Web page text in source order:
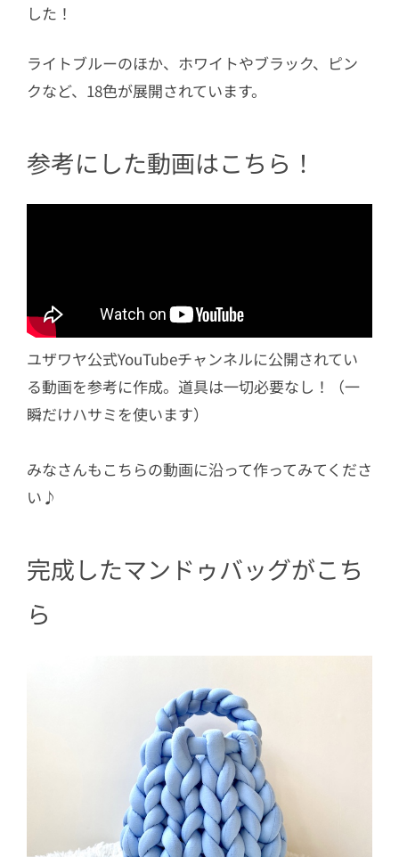
した！
ライトブルーのほか、ホワイトやブラック、ピン
クなど、18色が展開されています。
参考にした動画はこちら！
ユザワヤ公式YouTubeチャンネルに公開されてい
る動画を参考に作成。道具は一切必要なし！（一
瞬だけハサミを使います）
みなさんもこちらの動画に沿って作ってみてくださ
い♪
完成したマンドゥバッグがこち
ら